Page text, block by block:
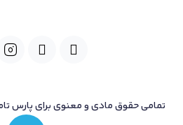
تمامی حقوق مادی و معنوی برای پارس